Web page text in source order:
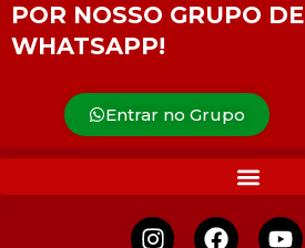
POR NOSSO GRUPO DE
WHATSAPP!
Entrar no Grupo